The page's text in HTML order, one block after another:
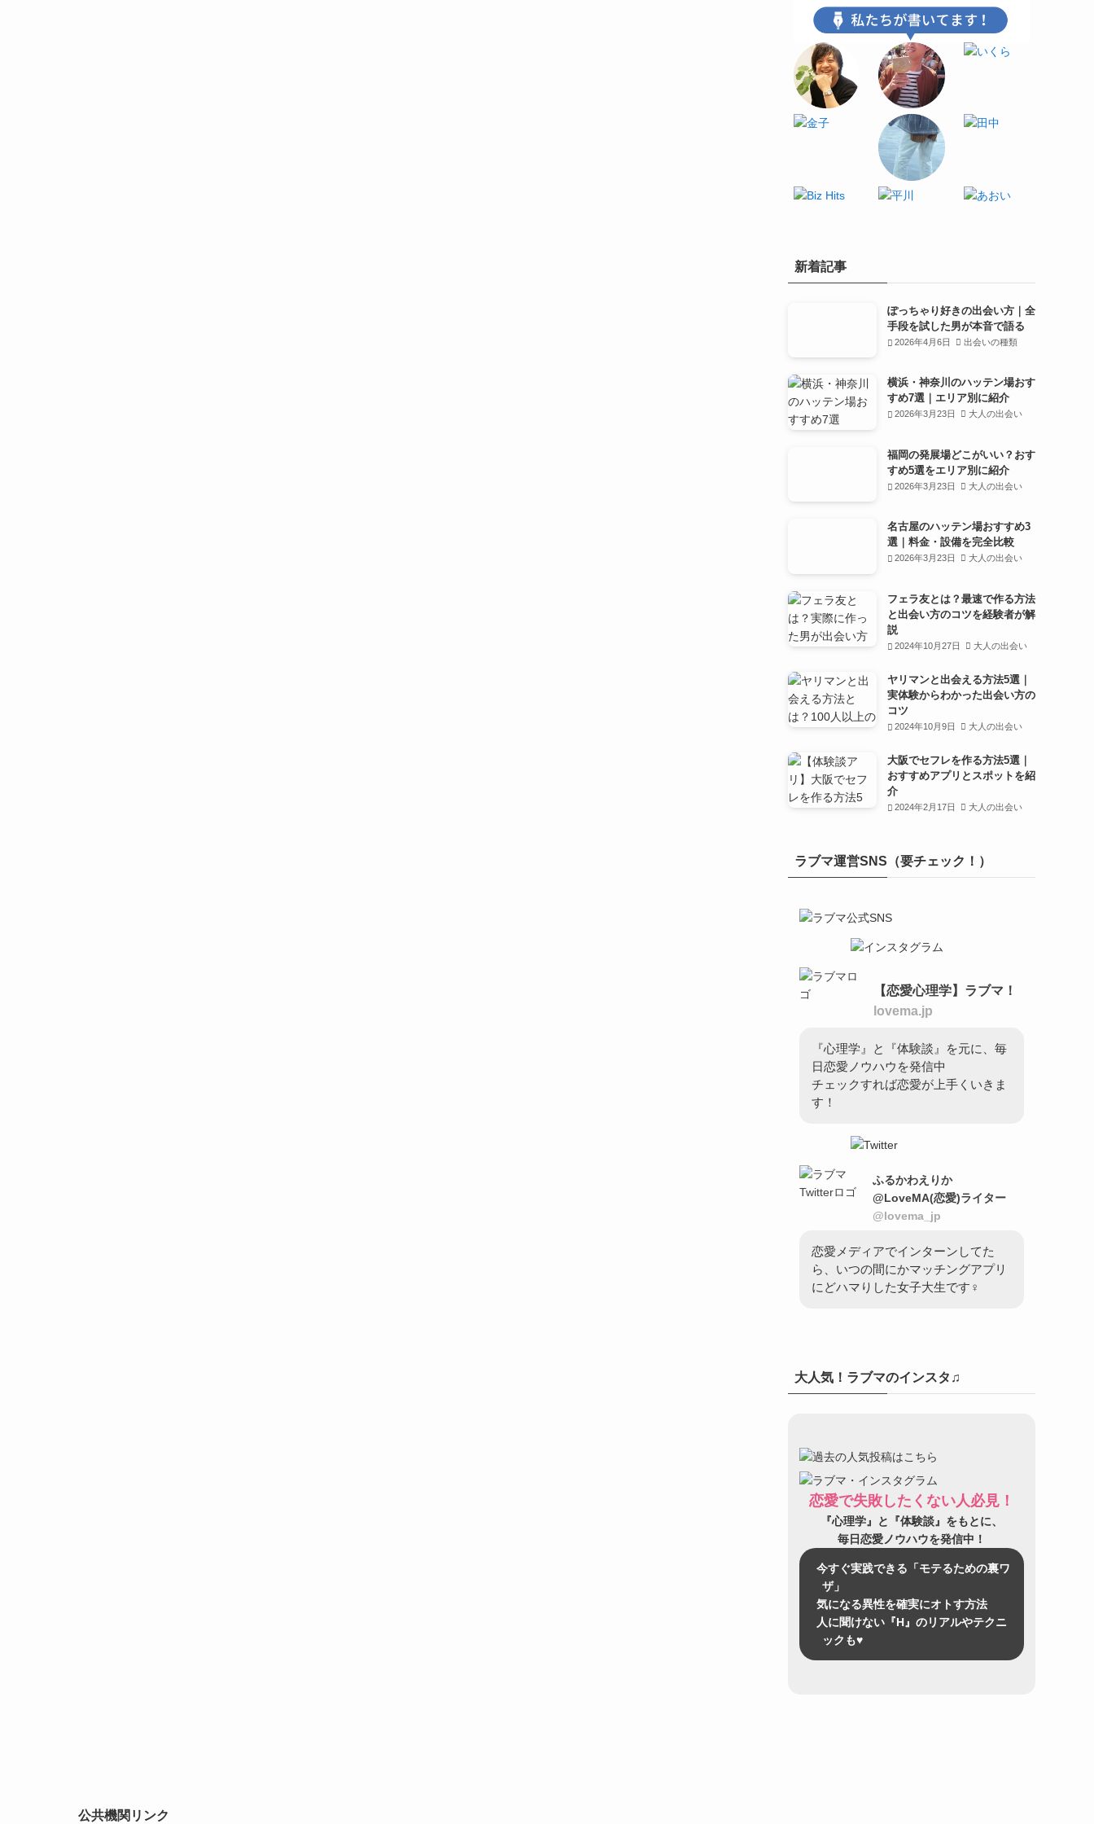
新着記事
ぽっちゃり好きの出会い方｜全
手段を試した男が本音で語る
2026年4月6日 出会いの種類
横浜・神奈川のハッテン場おす
すめ7選｜エリア別に紹介
2026年3月23日 大人の出会い
福岡の発展場どこがいい？おす
すめ5選をエリア別に紹介
2026年3月23日 大人の出会い
名古屋のハッテン場おすすめ3
選｜料金・設備を完全比較
2026年3月23日 大人の出会い
フェラ友とは？最速で作る方法
と出会い方のコツを経験者が解
説
2024年10月27日 大人の出会い
ヤリマンと出会える方法5選｜
実体験からわかった出会い方の
コツ
2024年10月9日 大人の出会い
大阪でセフレを作る方法5選｜
おすすめアプリとスポットを紹
介
2024年2月17日 大人の出会い
ラブマ運営SNS（要チェック！）
【恋愛心理学】ラブマ！
lovema.jp
『心理学』と『体験談』を元に、毎
日恋愛ノウハウを発信中
チェックすれば恋愛が上手くいきま
す！
ふるかわえりか
@LoveMA(恋愛)ライター
@lovema_jp
恋愛メディアでインターンしてた
ら、いつの間にかマッチングアプリ
にどハマりした女子大生です♀
大人気！ラブマのインスタ♫
恋愛で失敗したくない人必見！
『心理学』と『体験談』をもとに、
毎日恋愛ノウハウを発信中！
今すぐ実践できる「モテるための裏ワ
ザ」
気になる異性を確実にオトす方法
人に聞けない『H』のリアルやテクニ
ックも♥
公共機関リンク